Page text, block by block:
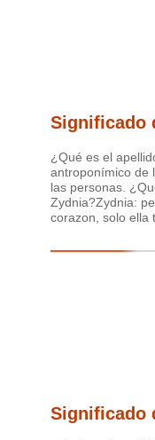
Significado
¿Qué es el
antroponímico de
las personas.
Zydnia?Zydnia:
corazon, solo ella
Significado